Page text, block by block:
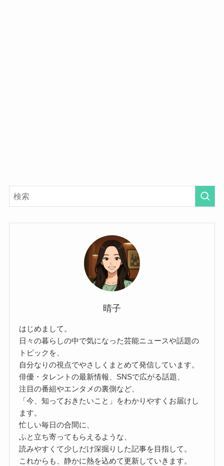
晴子
はじめまして。
日々の暮らしの中で気になった芸能ニュースや話題の
トピックを、
自分なりの視点でやさしくまとめて発信しています。
俳優・タレントの最新情報、SNSで広がる話題、
注目の番組やエンタメの裏側など、
「今、知っておきたいこと」をわかりやすくお届けし
ます。
忙しい毎日の合間に、
ふと立ち寄ってもらえるような、
読みやすくて少しだけ深掘りした記事を目指して。
これからも、静かに熱を込めて更新していきます。